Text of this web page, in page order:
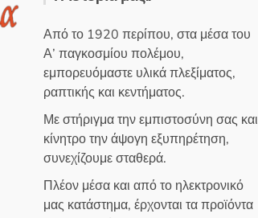
α
π
5
Από το 1920 περίπου, στα μέσα του
Α’ παγκοσμίου πολέμου,
εμπορευόμαστε υλικά πλεξίματος,
ραπτικής και κεντήματος.
Με στήριγμα την εμπιστοσύνη σας και
κίνητρο την άψογη εξυπηρέτηση,
συνεχίζουμε σταθερά.
Πλέον μέσα και από το ηλεκτρονικό
μας κατάστημα, έρχονται τα προϊόντα